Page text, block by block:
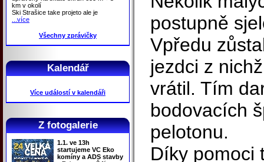
km v okolí
Ski Strašice take projeto ale je
...více
Všechny zprávičky
Kalendář
Více událostí v kalendáři
Z fotogalerie
1.1. ve 13h
startujeme VC Eko
komíny a ADS stavby
postupně
Vpředu
jezdci z
vrátil. Tím
bodovacích
pelotonu.
Díky pomoci